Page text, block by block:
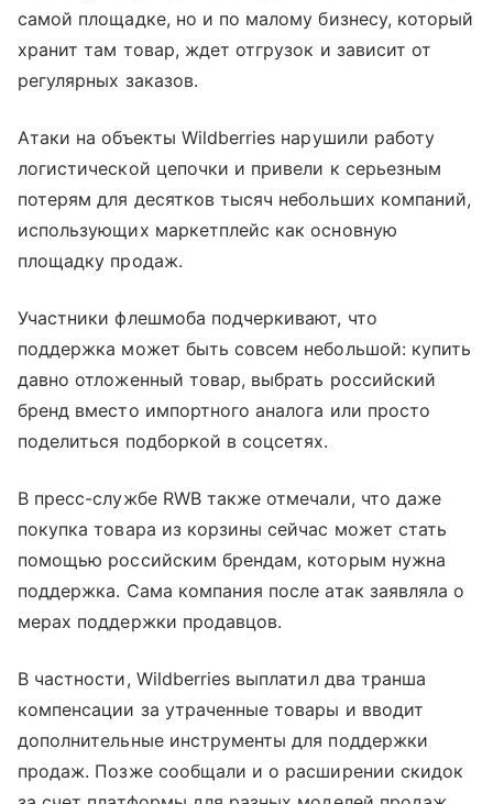
самой площадке, но и по малому бизнесу, который
хранит там товар, ждет отгрузок и зависит от
регулярных заказов.
Атаки на объекты Wildberries нарушили работу
логистической цепочки и привели к серьезным
потерям для десятков тысяч небольших компаний,
использующих маркетплейс как основную
площадку продаж.
Участники флешмоба подчеркивают, что
поддержка может быть совсем небольшой: купить
давно отложенный товар, выбрать российский
бренд вместо импортного аналога или просто
поделиться подборкой в соцсетях.
В пресс-службе RWB также отмечали, что даже
покупка товара из корзины сейчас может стать
помощью российским брендам, которым нужна
поддержка. Сама компания после атак заявляла о
мерах поддержки продавцов.
В частности, Wildberries выплатил два транша
компенсации за утраченные товары и вводит
дополнительные инструменты для поддержки
продаж. Позже сообщали и о расширении скидок